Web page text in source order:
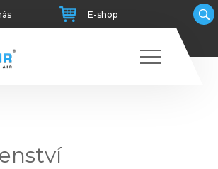
E-shop